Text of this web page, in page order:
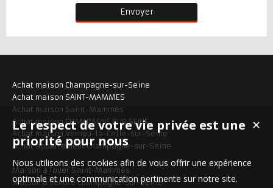
Achat maison Champagne-sur-Seine
Achat maison SAINT-MAMMES
Achat maison Saint-Mammès
Achat maison CHAMPAGNE SUR SEINE
Achat maison Vernou-la-Celle-sur-Seine
Achat appartement Champagne-sur-Seine
Maison à louer Saint-Mammès
Maison à vendre Champagne-sur-Seine
✕
Le respect de votre vie privée est une
priorité pour nous
Nous utilisons des cookies afin de vous offrir une expérience
optimale et une communication pertinente sur notre site.